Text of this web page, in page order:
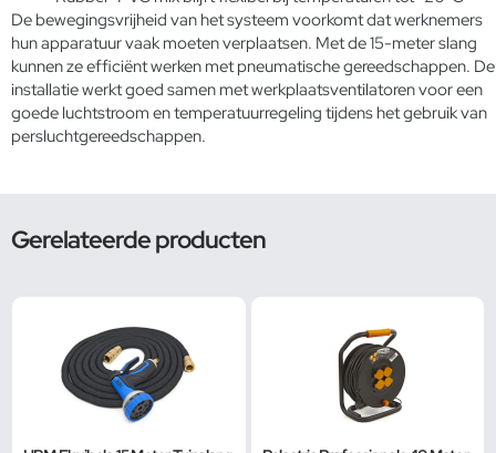
De bewegingsvrijheid van het systeem voorkomt dat werknemers
hun apparatuur vaak moeten verplaatsen. Met de 15-meter slang
kunnen ze efficiënt werken met pneumatische gereedschappen. De
installatie werkt goed samen metwerkplaatsventilatorenvoor een
goede luchtstroom en temperatuurregeling tijdens het gebruik van
persluchtgereedschappen.
Gerelateerde producten